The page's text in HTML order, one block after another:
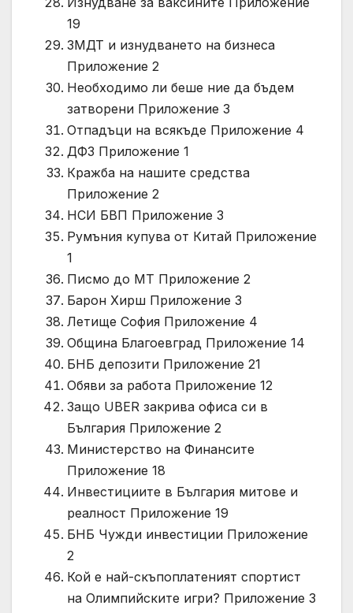
19
ЗМДТ и изнудването на бизнеса
Приложение 2
Необходимо ли беше ние да бъдем
затворени Приложение 3
Отпадъци на всякъде Приложение 4
ДФЗ Приложение 1
Кражба на нашите средства
Приложение 2
НСИ БВП Приложение 3
Румъния купува от Китай Приложение
1
Писмо до МТ Приложение 2
Барон Хирш Приложение 3
Летище София Приложение 4
Община Благоевград Приложение 14
БНБ депозити Приложение 21
Обяви за работа Приложение 12
Защо UBER закрива офиса си в
България Приложение 2
Министерство на Финансите
Приложение 18
Инвестициите в България митове и
реалност Приложение 19
БНБ Чужди инвестиции Приложение
2
Кой е най-скъпоплатеният спортист
на Олимпийските игри? Приложение 3